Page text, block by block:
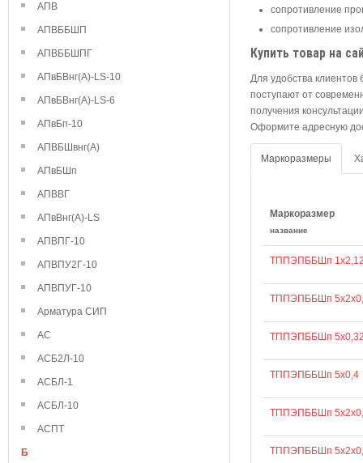
АПВ
АПВББШП
АПВББШПГ
АПвБВнг(А)-LS-10
АПвБВнг(А)-LS-6
АПвБп-10
АПВБШвнг(А)
АПвБШп
АПВВГ
АПвВнг(А)-LS
АПВПГ-10
АПВПУ2Г-10
АПВПУГ-10
Арматура СИП
АС
АСБ2Л-10
АСБЛ-1
АСБЛ-10
АСПТ
Б
сопротивление
сопротивление
Купить товар на
Для удобства
поступают от
получения
Оформите адресную
Маркоразмеры
Маркоразмер
название
ТППЭПББШп
ТППЭПББШп
ТППЭПББШп
ТППЭПББШп 5х0,4
ТППЭПББШп
ТППЭПББШп